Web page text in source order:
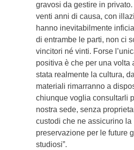
gravosi da gestire in
venti anni di causa, con
hanno inevitabilmente
di entrambe le parti, non ci
vincitori né vinti. Forse
positiva è che per una volta
stata realmente la cultura,
materiali rimarranno a
chiunque voglia consultarli
nostra sede, senza
custodi che ne assicurino la
preservazione per le future
studiosi”.